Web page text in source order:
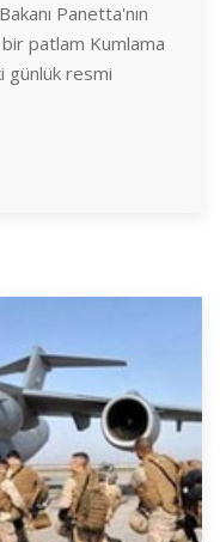
Panetta'nın
bir patlam Kumlama
günlük resmi